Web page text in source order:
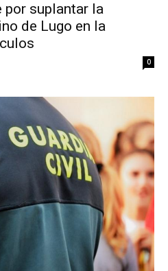
por suplantar la
de Lugo en la
0